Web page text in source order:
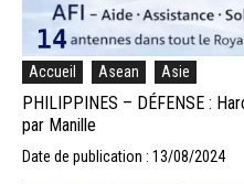
Accueil Asean Asie
PHILIPPINES – DÉFENSE :
par Manille
Date de publication : 13/08/2024